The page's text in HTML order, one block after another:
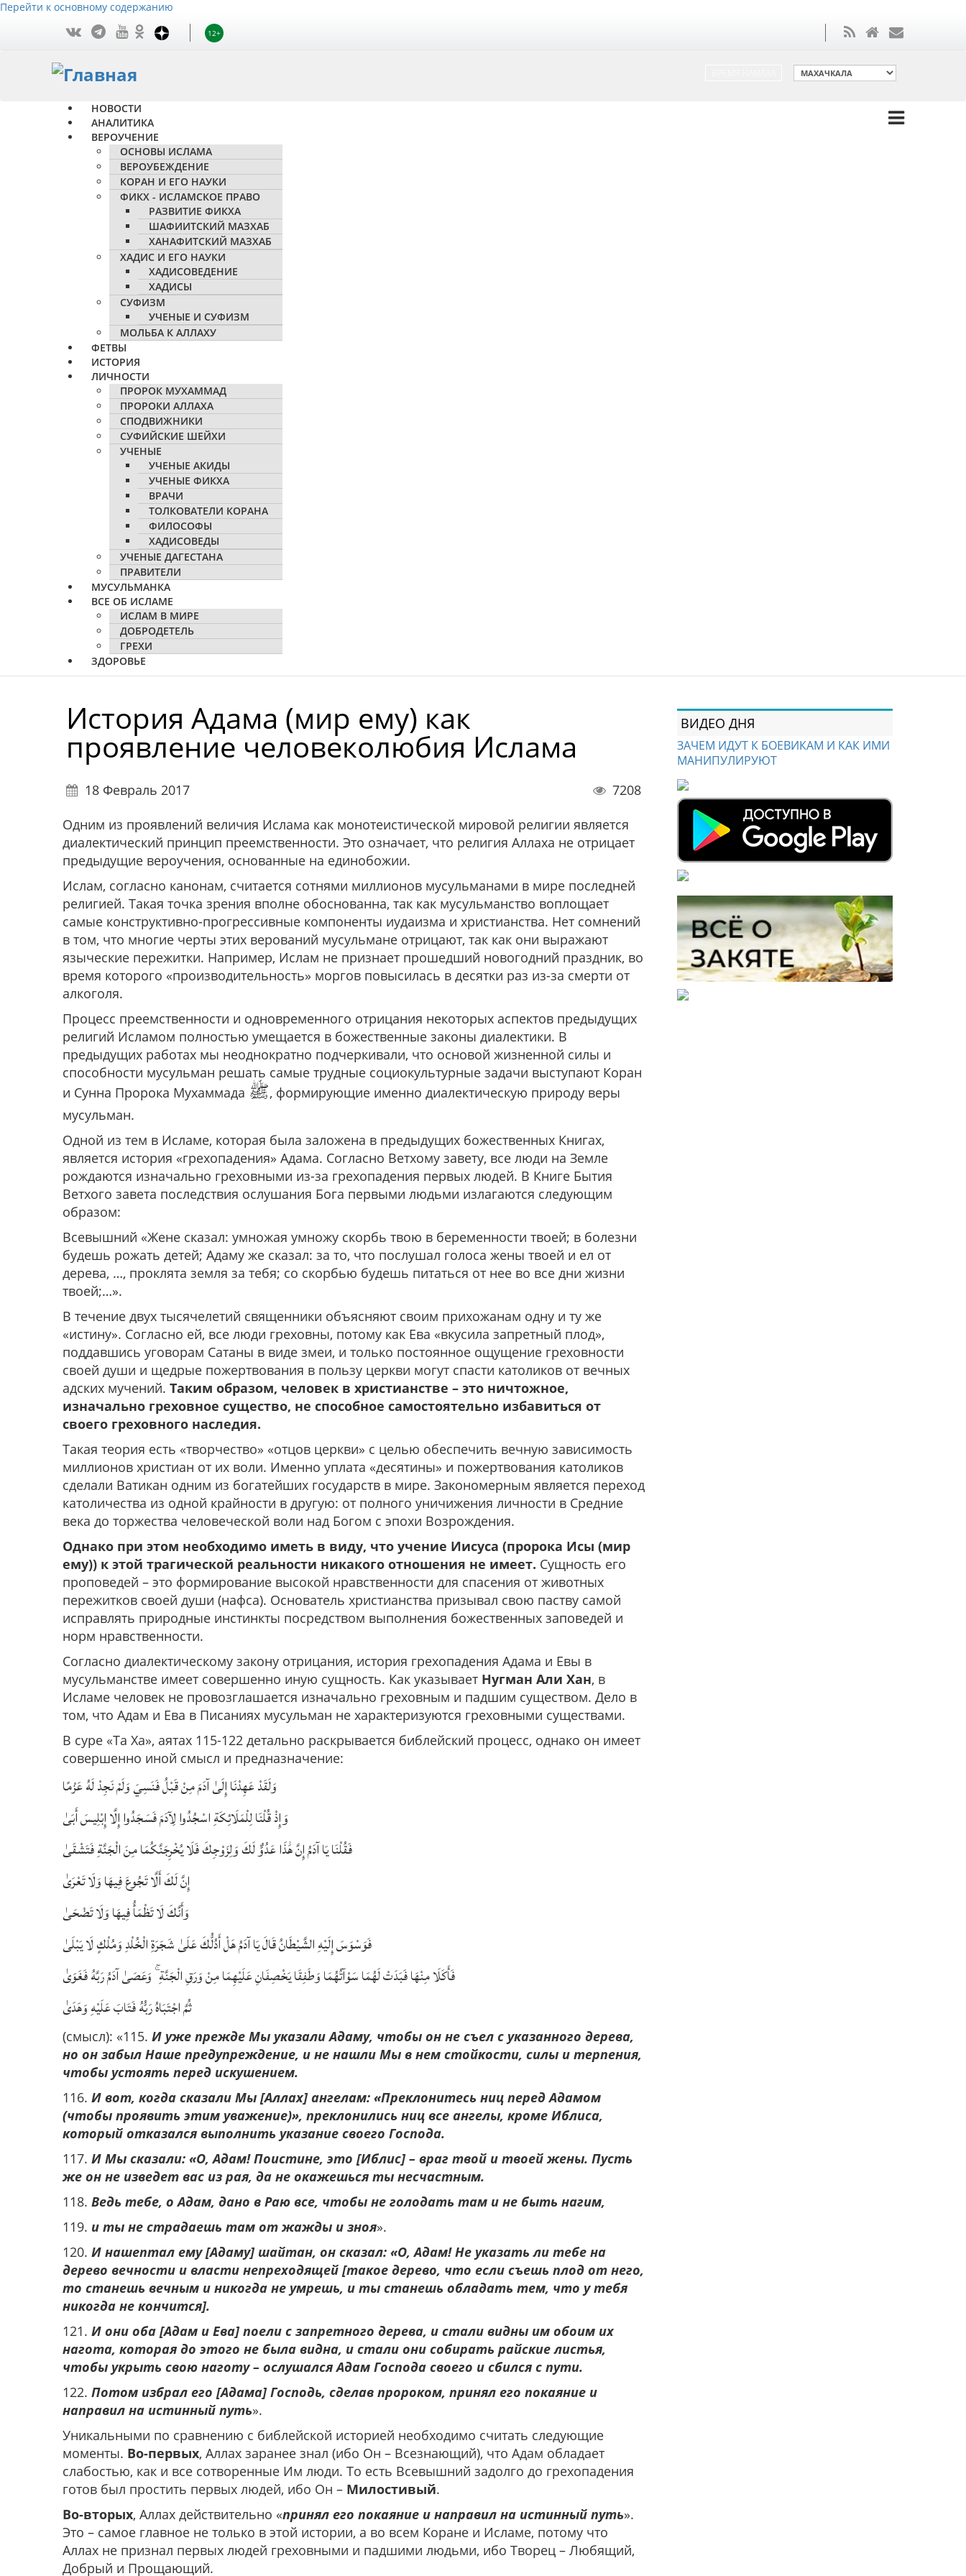
Перейти к основному содержанию
12+
НОВОСТИ
АНАЛИТИКА
ВЕРОУЧЕНИЕ
ОСНОВЫ ИСЛАМА
ВЕРОУБЕЖДЕНИЕ
КОРАН И ЕГО НАУКИ
ФИКХ - ИСЛАМСКОЕ ПРАВО
РАЗВИТИЕ ФИКХА
ШАФИИТСКИЙ МАЗХАБ
ХАНАФИТСКИЙ МАЗХАБ
ХАДИС И ЕГО НАУКИ
ХАДИСОВЕДЕНИЕ
ХАДИСЫ
СУФИЗМ
УЧЕНЫЕ И СУФИЗМ
МОЛЬБА К АЛЛАХУ
ФЕТВЫ
ИСТОРИЯ
ЛИЧНОСТИ
ПРОРОК МУХАММАД
ПРОРОКИ АЛЛАХА
СПОДВИЖНИКИ
СУФИЙСКИЕ ШЕЙХИ
УЧЕНЫЕ
УЧЕНЫЕ АКИДЫ
УЧЕНЫЕ ФИКХА
ВРАЧИ
ТОЛКОВАТЕЛИ КОРАНА
ФИЛОСОФЫ
ХАДИСОВЕДЫ
УЧЕНЫЕ ДАГЕСТАНА
ПРАВИТЕЛИ
МУСУЛЬМАНКА
ВСЕ ОБ ИСЛАМЕ
ИСЛАМ В МИРЕ
ДОБРОДЕТЕЛЬ
ГРЕХИ
ЗДОРОВЬЕ
История Адама (мир ему) как
проявление человеколюбия Ислама
18 Февраль 2017
7208
Одним из проявлений величия Ислама как монотеистической мировой религии является
диалектический принцип преемственности. Это означает, что религия Аллаха не отрицает
предыдущие вероучения, основанные на единобожии.
Ислам, согласно канонам, считается сотнями миллионов мусульманами в мире последней
религией. Такая точка зрения вполне обоснованна, так как мусульманство воплощает
самые конструктивно-прогрессивные компоненты иудаизма и христианства. Нет сомнений
в том, что многие черты этих верований мусульмане отрицают, так как они выражают
языческие пережитки. Например, Ислам не признает прошедший новогодний праздник, во
время которого «производительность» моргов повысилась в десятки раз из-за смерти от
алкоголя.
Процесс преемственности и одновременного отрицания некоторых аспектов предыдущих
религий Исламом полностью умещается в божественные законы диалектики. В
предыдущих работах мы неоднократно подчеркивали, что основой жизненной силы и
способности мусульман решать самые трудные социокультурные задачи выступают Коран
и Сунна Пророка Мухаммада ﷺ, формирующие именно диалектическую природу веры
мусульман.
Одной из тем в Исламе, которая была заложена в предыдущих божественных Книгах,
является история «грехопадения» Адама. Согласно Ветхому завету, все люди на Земле
рождаются изначально греховными из-за грехопадения первых людей. В Книге Бытия
Ветхого завета последствия ослушания Бога первыми людьми излагаются следующим
образом:
Всевышний «Жене сказал: умножая умножу скорбь твою в беременности твоей; в болезни
будешь рожать детей; Адаму же сказал: за то, что послушал голоса жены твоей и ел от
дерева, …, проклята земля за тебя; со скорбью будешь питаться от нее во все дни жизни
твоей;…».
В течение двух тысячелетий священники объясняют своим прихожанам одну и ту же
«истину». Согласно ей, все люди греховны, потому как Ева «вкусила запретный плод»,
поддавшись уговорам Сатаны в виде змеи, и только постоянное ощущение греховности
своей души и щедрые пожертвования в пользу церкви могут спасти католиков от вечных
адских мучений. Таким образом, человек в христианстве – это ничтожное,
изначально греховное существо, не способное самостоятельно избавиться от
своего греховного наследия.
Такая теория есть «творчество» «отцов церкви» с целью обеспечить вечную зависимость
миллионов христиан от их воли. Именно уплата «десятины» и пожертвования католиков
сделали Ватикан одним из богатейших государств в мире. Закономерным является переход
католичества из одной крайности в другую: от полного уничижения личности в Средние
века до торжества человеческой воли над Богом с эпохи Возрождения.
Однако при этом необходимо иметь в виду, что учение Иисуса (пророка Исы (мир
ему)) к этой трагической реальности никакого отношения не имеет. Сущность его
проповедей – это формирование высокой нравственности для спасения от животных
пережитков своей души (нафса). Основатель христианства призывал свою паству самой
исправлять природные инстинкты посредством выполнения божественных заповедей и
норм нравственности.
Согласно диалектическому закону отрицания, история грехопадения Адама и Евы в
мусульманстве имеет совершенно иную сущность. Как указывает Нугман Али Хан, в
Исламе человек не провозглашается изначально греховным и падшим существом. Дело в
том, что Адам и Ева в Писаниях мусульман не характеризуются греховными существами.
В суре «Та Ха», аятах 115-122 детально раскрывается библейский процесс, однако он имеет
совершенно иной смысл и предназначение:
وَلَقَدْ عَهِدْنَا إِلَىٰ آدَمَ مِنْ قَبْلُ فَنَسِيَ وَلَمْ نَجِدْ لَهُ عَزْمًا
وَإِذْ قُلْنَا لِلْمَلَائِكَةِ اسْجُدُوا لِآدَمَ فَسَجَدُوا إِلَّا إِبْلِيسَ أَبَىٰ
فَقُلْنَا يَا آدَمُ إِنَّ هَٰذَا عَدُوٌّ لَكَ وَلِزَوْجِكَ فَلَا يُخْرِجَنَّكُمَا مِنَ الْجَنَّةِ فَتَشْقَىٰ
إِنَّ لَكَ أَلَّا تَجُوعَ فِيهَا وَلَا تَعْرَىٰ
وَأَنَّكَ لَا تَظْمَأُ فِيهَا وَلَا تَضْحَىٰ
فَوَسْوَسَ إِلَيْهِ الشَّيْطَانُ قَالَ يَا آدَمُ هَلْ أَدُلُّكَ عَلَىٰ شَجَرَةِ الْخُلْدِ وَمُلْكٍ لَا يَبْلَىٰ
فَأَكَلَا مِنْهَا فَبَدَتْ لَهُمَا سَوْآتُهُمَا وَطَفِقَا يَخْصِفَانِ عَلَيْهِمَا مِنْ وَرَقِ الْجَنَّةِ ۚ وَعَصَىٰ آدَمُ رَبَّهُ فَغَوَىٰ
ثُمَّ اجْتَبَاهُ رَبُّهُ فَتَابَ عَلَيْهِ وَهَدَىٰ
(смысл): «115. И уже прежде Мы указали Адаму, чтобы он не съел с указанного дерева,
но он забыл Наше предупреждение, и не нашли Мы в нем стойкости, силы и терпения,
чтобы устоять перед искушением.
116. И вот, когда сказали Мы [Аллах] ангелам: «Преклонитесь ниц перед Адамом
(чтобы проявить этим уважение)», преклонились ниц все ангелы, кроме Иблиса,
который отказался выполнить указание своего Господа.
117. И Мы сказали: «О, Адам! Поистине, это [Иблис] – враг твой и твоей жены. Пусть
же он не изведет вас из рая, да не окажешься ты несчастным.
118. Ведь тебе, о Адам, дано в Раю все, чтобы не голодать там и не быть нагим,
119. и ты не страдаешь там от жажды и зноя».
120. И нашептал ему [Адаму] шайтан, он сказал: «О, Адам! Не указать ли тебе на
дерево вечности и власти непреходящей [такое дерево, что если съешь плод от него,
то станешь вечным и никогда не умрешь, и ты станешь обладать тем, что у тебя
никогда не кончится].
121. И они оба [Адам и Ева] поели с запретного дерева, и стали видны им обоим их
нагота, которая до этого не была видна, и стали они собирать райские листья,
чтобы укрыть свою наготу – ослушался Адам Господа своего и сбился с пути.
122. Потом избрал его [Адама] Господь, сделав пророком, принял его покаяние и
направил на истинный путь».
Уникальными по сравнению с библейской историей необходимо считать следующие
моменты. Во-первых, Аллах заранее знал (ибо Он – Всезнающий), что Адам обладает
слабостью, как и все сотворенные Им люди. То есть Всевышний задолго до грехопадения
готов был простить первых людей, ибо Он – Милостивый.
Во-вторых, Аллах действительно «принял его покаяние и направил на истинный путь».
Это – самое главное не только в этой истории, а во всем Коране и Исламе, потому что
Аллах не признал первых людей греховными и падшими людьми, ибо Творец – Любящий,
Добрый и Прощающий.
ВИДЕО ДНЯ
ЗАЧЕМ ИДУТ К БОЕВИКАМ И КАК ИМИ
МАНИПУЛИРУЮТ